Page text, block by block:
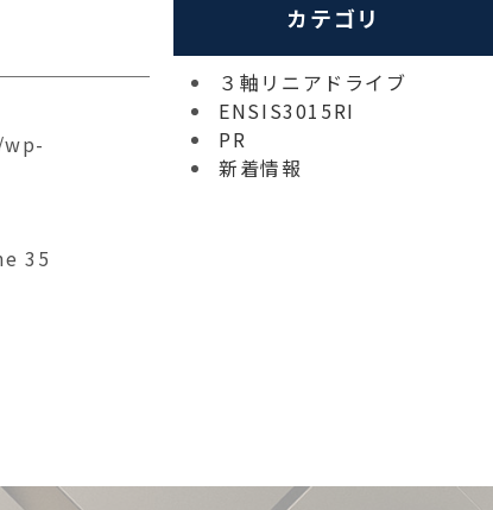
35
カテゴリ
３軸リニアドライブ
ENSIS3015RI
PR
新着情報